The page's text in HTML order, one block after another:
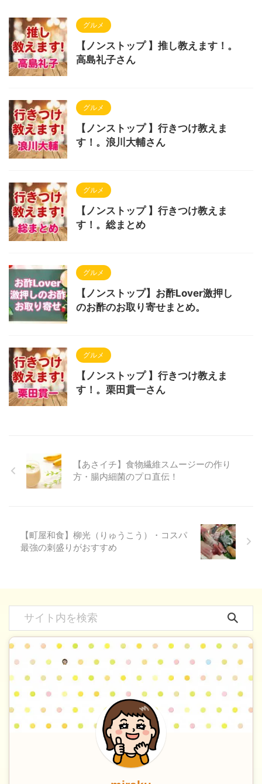
グルメ
【ノンストップ 】推し教えます！。
高島礼子さん
グルメ
【ノンストップ 】行きつけ教えま
す！。浪川大輔さん
グルメ
【ノンストップ 】行きつけ教えま
す！。総まとめ
グルメ
【ノンストップ】お酢Lover激押し
のお酢のお取り寄せまとめ。
グルメ
【ノンストップ 】行きつけ教えま
す！。栗田貫一さん
【あさイチ】食物繊維スムージーの作り
方・腸内細菌のプロ直伝！
【町屋和食】柳光（りゅうこう）・コスパ
最強の刺盛りがおすすめ